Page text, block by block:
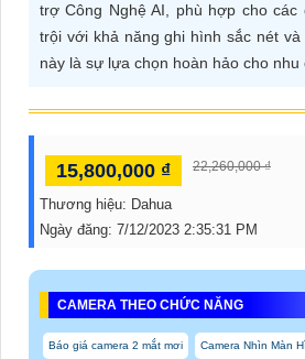
trợ Công Nghệ AI, phù hợp cho
trội với khả năng ghi hình sắc nét
này là sự lựa chọn hoàn hảo cho nhu
15,800,000 ₫ 22,260,000 ₫
Thương hiệu: Dahua
Ngày đăng: 7/12/2023 2:35:31 PM
CAMERA THEO CHỨC NĂNG
Báo giá camera 2 mắt mơi Camera Nhìn Màn